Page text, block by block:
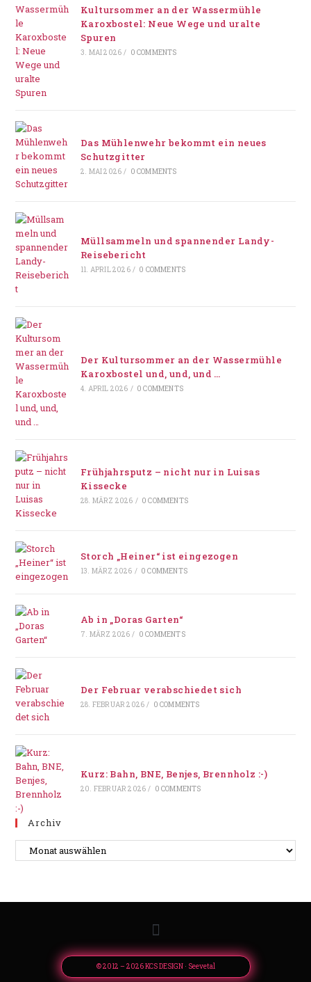
Kultursommer an der Wassermühle
Karoxbostel: Neue Wege und uralte
Spuren
3. MAI 2026 / 0 COMMENTS
Das Mühlenwehr bekommt ein neues
Schutzgitter
2. MAI 2026 / 0 COMMENTS
Müllsammeln und spannender Landy-
Reisebericht
11. APRIL 2026 / 0 COMMENTS
Der Kultursommer an der Wassermühle
Karoxbostel und, und, und …
4. APRIL 2026 / 0 COMMENTS
Frühjahrsputz – nicht nur in Luisas
Kissecke
28. MÄRZ 2026 / 0 COMMENTS
Storch „Heiner“ ist eingezogen
13. MÄRZ 2026 / 0 COMMENTS
Ab in „Doras Garten“
7. MÄRZ 2026 / 0 COMMENTS
Der Februar verabschiedet sich
28. FEBRUAR 2026 / 0 COMMENTS
Kurz: Bahn, BNE, Benjes, Brennholz :-)
20. FEBRUAR 2026 / 0 COMMENTS
Archiv
© 2012 – 2026 KCS DESIGN · Seevetal